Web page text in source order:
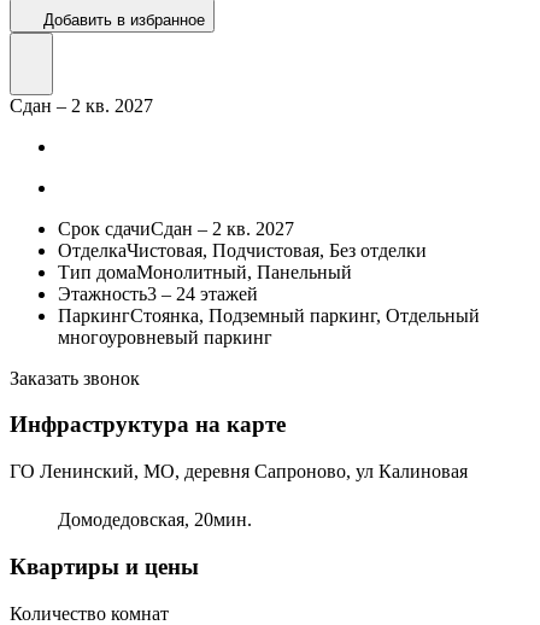
Добавить в избранное
Сдан – 2 кв. 2027
Срок сдачиСдан – 2 кв. 2027
ОтделкаЧистовая, Подчистовая, Без отделки
Тип домаМонолитный, Панельный
Этажность3 – 24 этажей
ПаркингСтоянка, Подземный паркинг, Отдельный
многоуровневый паркинг
Заказать звонок
Инфраструктура на карте
ГО Ленинский, МО, деревня Сапроново, ул Калиновая
Домодедовская, 20мин.
Квартиры и цены
Количество комнат